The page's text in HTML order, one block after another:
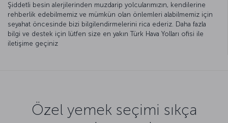
Şiddetli besin alerjilerinden muzdarip yolcularımızın, kendilerine
rehberlik edebilmemiz ve mümkün olan önlemleri alabilmemiz için
seyahat öncesinde bizi bilgilendirmelerini rica ederiz. Daha fazla
bilgi ve destek için lütfen size en yakın Türk Hava Yolları ofisi ile
iletişime geçiniz
Özel yemek seçimi sıkça